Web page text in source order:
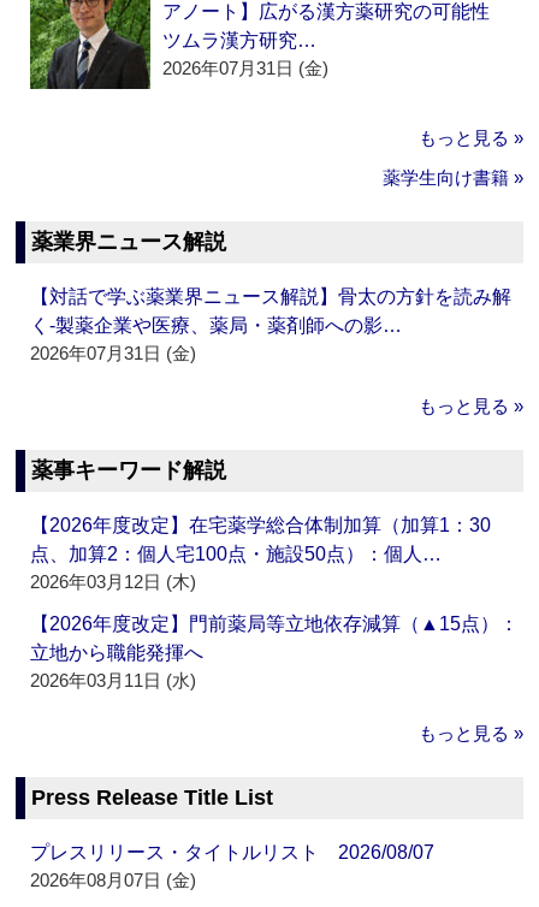
アノート】広がる漢方薬研究の可能性
ツムラ漢方研究…
2026年07月31日 (金)
もっと見る »
薬学生向け書籍 »
薬業界ニュース解説
【対話で学ぶ薬業界ニュース解説】骨太の方針を読み解
く‐製薬企業や医療、薬局・薬剤師への影…
2026年07月31日 (金)
もっと見る »
薬事キーワード解説
【2026年度改定】在宅薬学総合体制加算（加算1：30
点、加算2：個人宅100点・施設50点）：個人…
2026年03月12日 (木)
【2026年度改定】門前薬局等立地依存減算（▲15点）：
立地から職能発揮へ
2026年03月11日 (水)
もっと見る »
Press Release Title List
プレスリリース・タイトルリスト 2026/08/07
2026年08月07日 (金)